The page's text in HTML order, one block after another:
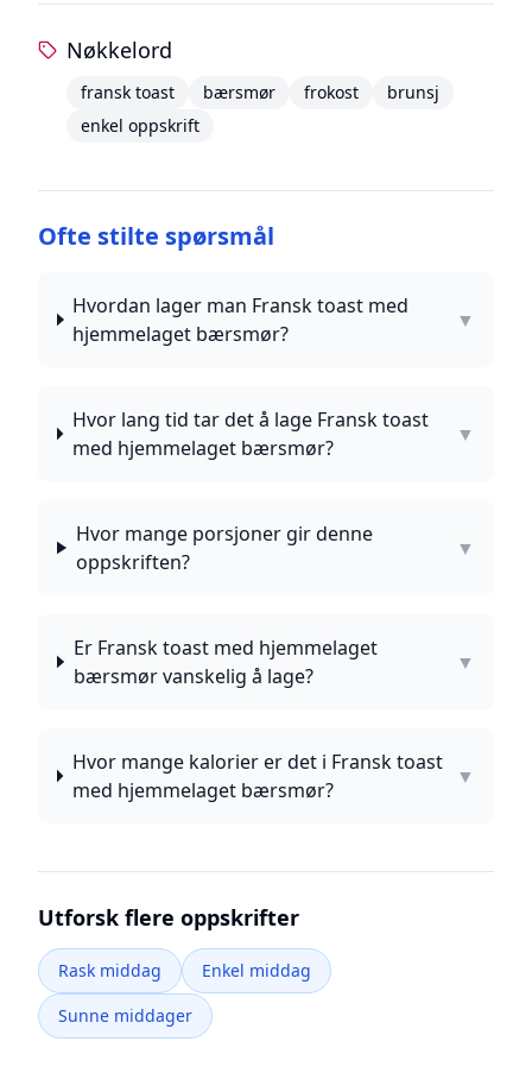
Nøkkelord
fransk toast bærsmør frokost
brunsj
enkel oppskrift
Ofte stilte spørsmål
Hvordan lager man Fransk toast med
hjemmelaget bærsmør?
▼
Hvor lang tid tar det å lage Fransk toast
med hjemmelaget bærsmør?
▼
Hvor mange porsjoner gir denne
oppskriften?
▼
Er Fransk toast med hjemmelaget
bærsmør vanskelig å lage?
▼
Hvor mange kalorier er det i Fransk toast
med hjemmelaget bærsmør?
▼
Utforsk flere oppskrifter
Rask middag
Enkel middag
Sunne middager